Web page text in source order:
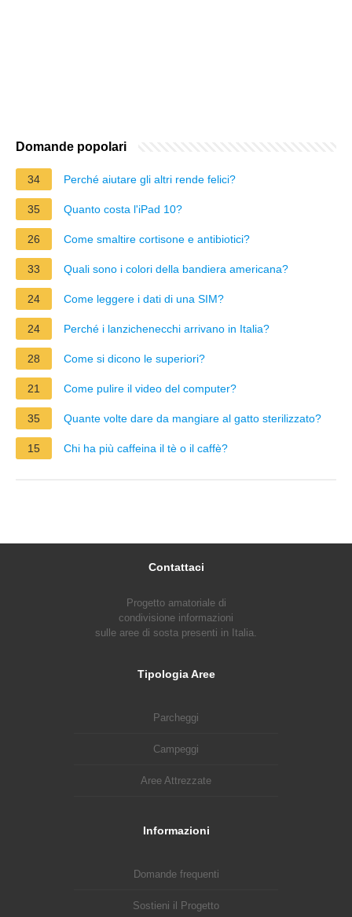
Domande popolari
34 Perché aiutare gli altri rende felici?
35 Quanto costa l'iPad 10?
26 Come smaltire cortisone e antibiotici?
33 Quali sono i colori della bandiera americana?
24 Come leggere i dati di una SIM?
24 Perché i lanzichenecchi arrivano in Italia?
28 Come si dicono le superiori?
21 Come pulire il video del computer?
35 Quante volte dare da mangiare al gatto sterilizzato?
15 Chi ha più caffeina il tè o il caffè?
Contattaci
Progetto amatoriale di
condivisione informazioni
sulle aree di sosta presenti in Italia.
Tipologia Aree
Parcheggi
Campeggi
Aree Attrezzate
Informazioni
Domande frequenti
Sostieni il Progetto